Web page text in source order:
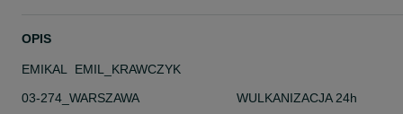
Szerokość
OPIS
EMIKAL EMIL_KRAWCZYK
03-274_WARSZAWA WULKANIZACJA 24h